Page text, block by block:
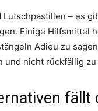
Lutschpastillen – es
Einige Hilfsmittel
Adieu zu
und nicht rückfällig
fällt